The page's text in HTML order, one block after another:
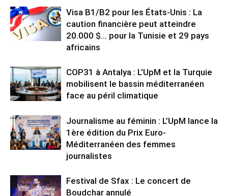
Visa B1/B2 pour les États-Unis : La
caution financière peut atteindre
20.000 $… pour la Tunisie et 29 pays
africains
COP31 à Antalya : L’UpM et la Turquie
mobilisent le bassin méditerranéen
face au péril climatique
Journalisme au féminin : L’UpM lance la
1ère édition du Prix Euro-
Méditerranéen des femmes
journalistes
Festival de Sfax : Le concert de
Boudchar annulé